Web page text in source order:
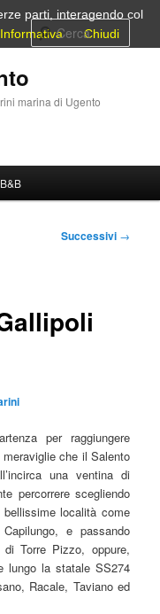
marina di Ugento
B&B
Successivi →
per raggiungere
che il Salento
una ventina di
percorrere scegliendo
località come
e passando
di Torre Pizzo, oppure,
lungo la statale SS274
Racale, Taviano ed
parti, interagendo col
Informativa Chiudi